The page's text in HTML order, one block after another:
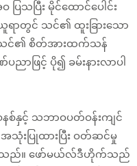
ပြီး မိုင်ထောင်ပေါင်း
ရာတွင် သင်၏ ထူးခြားသော
သင်၏ စိတ်အားထက်သန်
ာဖြင့် ပို၍ ခမ်းနားလာပါ
စ်နှင့် သဘာဝပတ်ဝန်းကျင်
သုံးပြုထားပြီး ဝတ်ဆင်မှု
င်သည်။ ဖော်မယ်လ်ဒီဟိုက်သည်